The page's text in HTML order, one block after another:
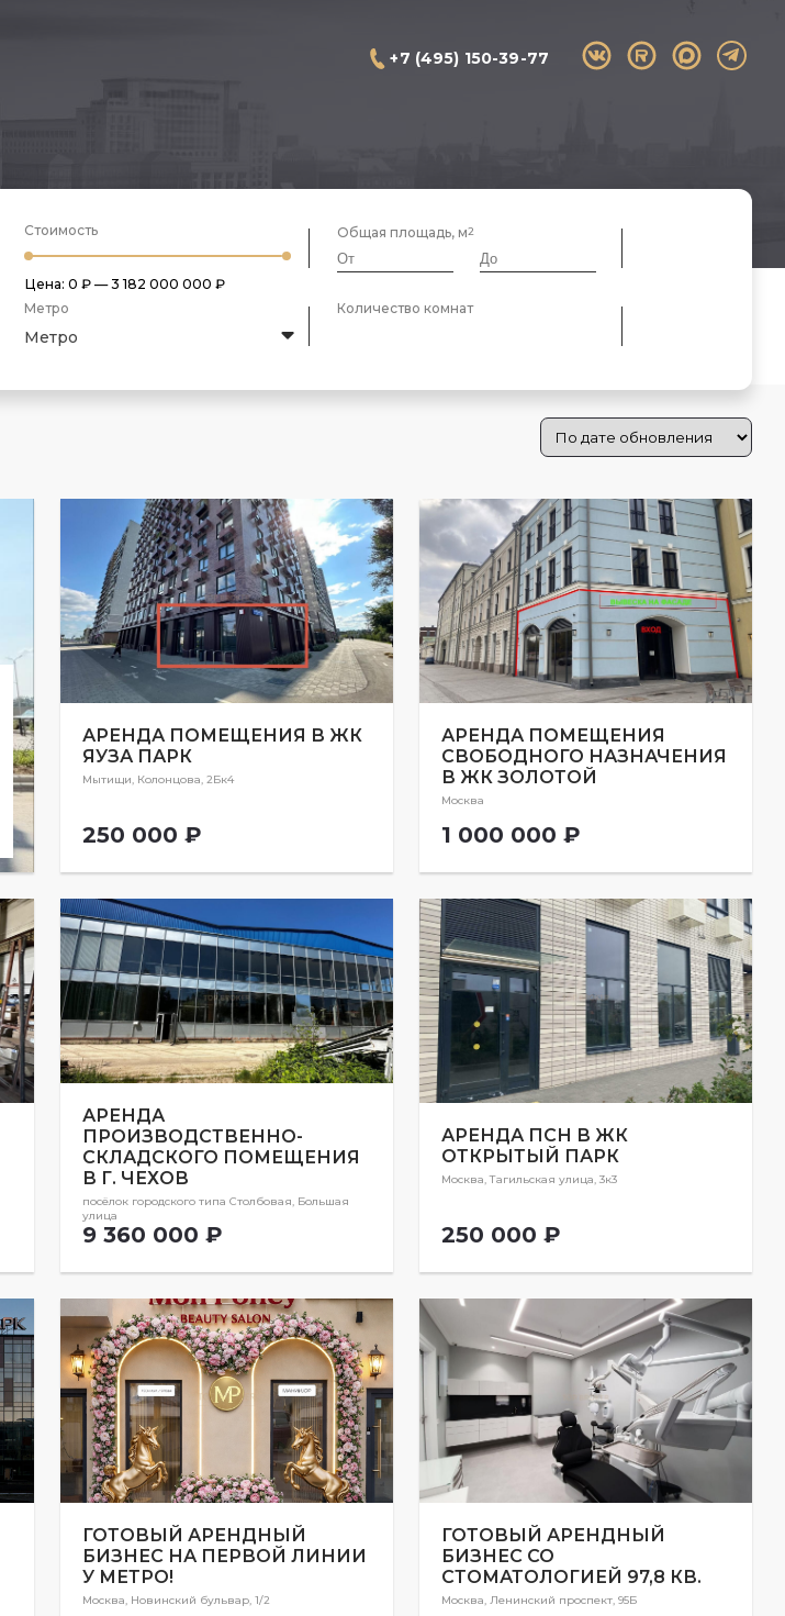
+7 (495) 150-39-77
Стоимость
Цена: 0 ₽ —3 182 000 000 ₽
Общая площадь, м
Метро
Метро
Количество комнат
АРЕНДА ПОМЕЩЕНИЯ В ЖК
ЯУЗА ПАРК
Мытищи, Колонцова, 2Бк4
250 000 ₽
АРЕНДА ПОМЕЩЕНИЯ
СВОБОДНОГО НАЗНАЧЕНИЯ
В ЖК ЗОЛОТОЙ
Москва
1 000 000 ₽
АРЕНДА
ПРОИЗВОДСТВЕННО-
СКЛАДСКОГО ПОМЕЩЕНИЯ
В Г. ЧЕХОВ
посёлок городского типа Столбовая, Большая
улица
9 360 000 ₽
АРЕНДА ПСН В ЖК
ОТКРЫТЫЙ ПАРК
Москва, Тагильская улица, 3к3
250 000 ₽
ГОТОВЫЙ АРЕНДНЫЙ
БИЗНЕС НА ПЕРВОЙ ЛИНИИ
У МЕТРО!
Москва, Новинский бульвар, 1/2
ГОТОВЫЙ АРЕНДНЫЙ
БИЗНЕС СО
СТОМАТОЛОГИЕЙ 97,8 КВ.
Москва, Ленинский проспект, 95Б